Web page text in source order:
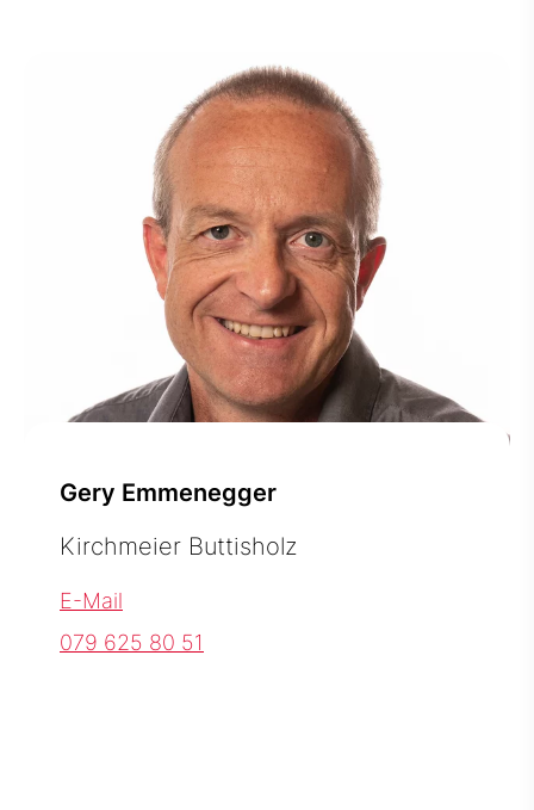
Gery Emmenegger
Kirchmeier Buttisholz
E-Mail
079 625 80 51